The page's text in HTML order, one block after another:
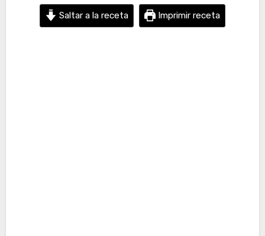
Saltar a la receta Imprimir receta